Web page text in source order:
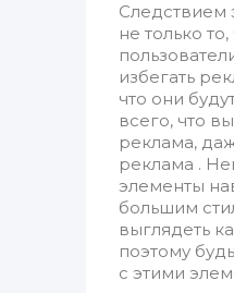
Следствием
не только то,
избегать
что они
всего, что
реклама,
реклама .
элементы
большим
выглядеть
поэтому
с этими